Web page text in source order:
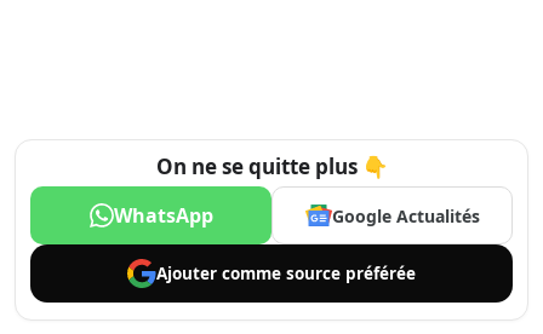
On ne se quitte plus 👇
WhatsApp Google Actualités
Ajouter comme source préférée